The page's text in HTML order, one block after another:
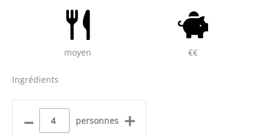
moyen €€
Ingrédients
– personnes +